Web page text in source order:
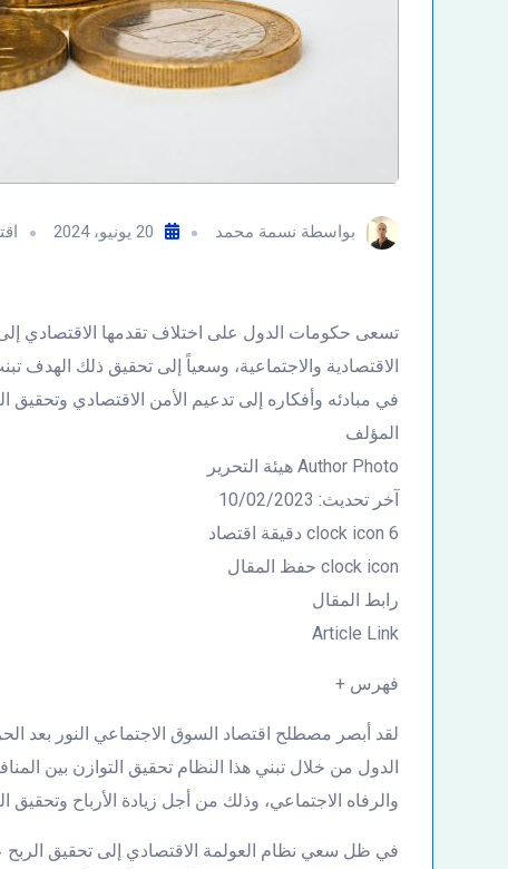
بواسطة نسمة محمد 20 يونيو، 2024
تسعى حكومات الدول على اختلاف تقدمها الاقتصادي
الاقتصادية والاجتماعية، وسعياً إلى تحقيق ذلك الهدف
في مبادئه وأفكاره إلى تدعيم الأمن الاقتصادي وتحقيق
المؤلف
Author Photo هيئة التحرير
آخر تحديث: 10/02/2023
clock icon 6 دقيقة اقتصاد
clock icon حفظ المقال
رابط المقال
Article Link
فهرس +
لقد أبصر مصطلح اقتصاد السوق الاجتماعي النور بعد
الدول من خلال تبني هذا النظام تحقيق التوازن بين
والرفاه الاجتماعي، وذلك من أجل زيادة الأرباح وتحقيق
في ظل سعي نظام العولمة الاقتصادي إلى تحقيق الربح